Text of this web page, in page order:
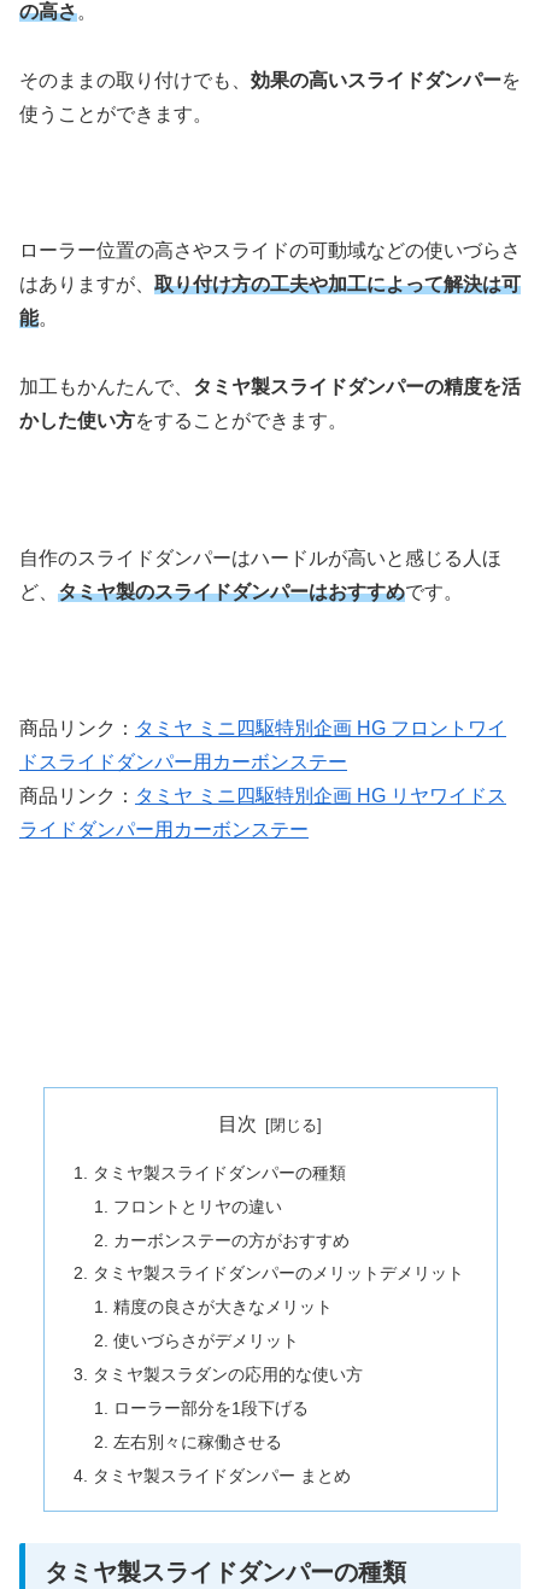
の高さ。
そのままの取り付けでも、 効果の高いスライドダンパーを
使うことができます。
ローラー位置の高さやスライドの可動域などの使いづらさ
はありますが、 取り付け方の工夫や加工によって解決は可
能。
加工もかんたんで、 タミヤ製スライドダンパーの精度を活
かした使い方をすることができます。
自作のスライドダンパーはハードルが高いと感じる人ほ
ど、 タミヤ製のスライドダンパーはおすすめです。
商品リンク： タミヤ ミニ四駆特別企画 HG フロントワイ
ドスライドダンパー用カーボンステー
商品リンク： タミヤ ミニ四駆特別企画 HG リヤワイドス
ライドダンパー用カーボンステー
目次
タミヤ製スライドダンパーの種類
フロントとリヤの違い
カーボンステーの方がおすすめ
タミヤ製スライドダンパーのメリットデメリット
精度の良さが大きなメリット
使いづらさがデメリット
タミヤ製スラダンの応用的な使い方
ローラー部分を1段下げる
左右別々に稼働させる
タミヤ製スライドダンパー まとめ
タミヤ製スライドダンパーの種類